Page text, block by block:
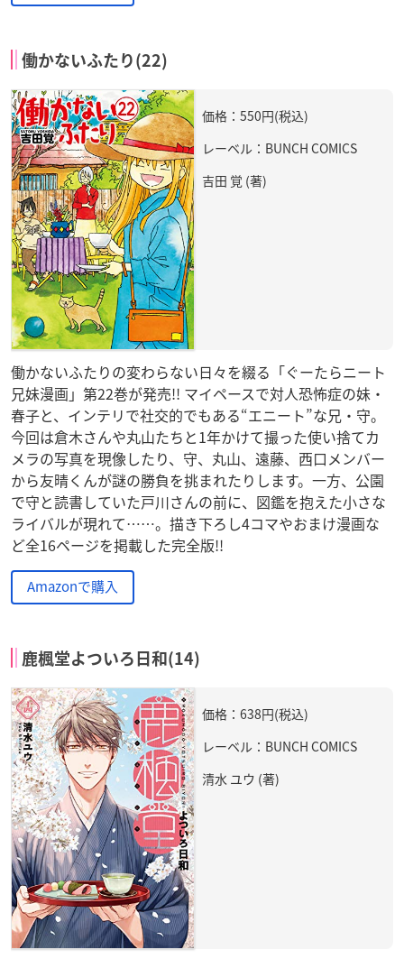
働かないふたり(22)
価格：550円(税込)
レーベル：BUNCH COMICS
吉田 覚 (著)
働かないふたりの変わらない日々を綴る「ぐーたらニート
兄妹漫画」第22巻が発売!! マイペースで対人恐怖症の妹・
春子と、インテリで社交的でもある“エニート”な兄・守。
今回は倉木さんや丸山たちと1年かけて撮った使い捨てカ
メラの写真を現像したり、守、丸山、遠藤、西口メンバー
から友晴くんが謎の勝負を挑まれたりします。一方、公園
で守と読書していた戸川さんの前に、図鑑を抱えた小さな
ライバルが現れて……。描き下ろし4コマやおまけ漫画な
ど全16ページを掲載した完全版!!
Amazonで購入
鹿楓堂よついろ日和(14)
価格：638円(税込)
レーベル：BUNCH COMICS
清水 ユウ (著)